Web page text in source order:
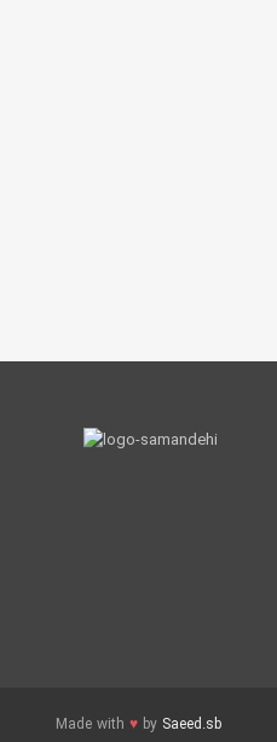
Made with ♥ by Saeed.sb